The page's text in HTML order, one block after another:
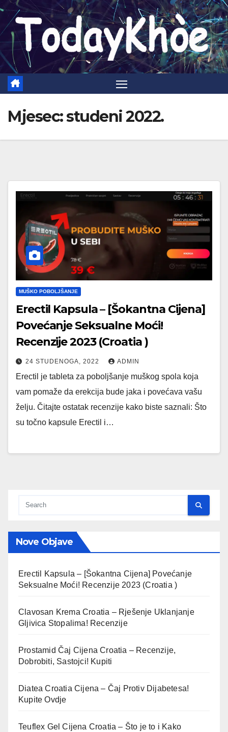
Skip
content
Mjesec:studeni 2022.
MUŠKO POBOLJŠANJE
Erectil Kapsula – [Šokantna Cijena]
Povećanje Seksualne Moći!
Recenzije 2023 (Croatia )
24 STUDENOGA, 2022 ADMIN
Erectil je tableta za poboljšanje muškog spola koja
vam pomaže da erekcija bude jaka i povećava vašu
želju. Čitajte ostatak recenzije kako biste saznali: Što
su točno kapsule Erectil i…
Nove Objave
Erectil Kapsula – [Šokantna Cijena] Povećanje
Seksualne Moći! Recenzije 2023 (Croatia )
Clavosan Krema Croatia – Rješenje Uklanjanje
Gljivica Stopalima! Recenzije
Prostamid Čaj Cijena Croatia – Recenzije,
Dobrobiti, Sastojci! Kupiti
Diatea Croatia Cijena – Čaj Protiv Dijabetesa!
Kupite Ovdje
Teuflex Gel Cijena Croatia – Što je to i Kako